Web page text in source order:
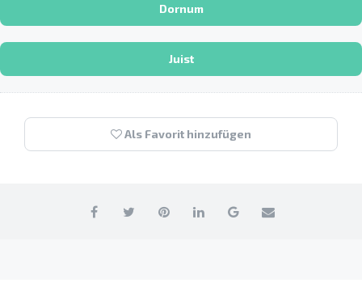
Dornum
Juist
Als Favorit hinzufügen